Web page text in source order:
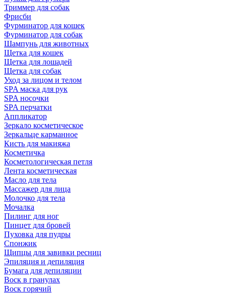
Триммер для собак
Фрисби
Фурминатор для кошек
Фурминатор для собак
Шампунь для животных
Щетка для кошек
Щетка для лошадей
Щетка для собак
Уход за лицом и телом
SPA маска для рук
SPA носочки
SPA перчатки
Аппликатор
Зеркало косметическое
Зеркальце карманное
Кисть для макияжа
Косметичка
Косметологическая петля
Лента косметическая
Масло для тела
Массажер для лица
Молочко для тела
Мочалка
Пилинг для ног
Пинцет для бровей
Пуховка для пудры
Спонжик
Щипцы для завивки ресниц
Эпиляция и депиляция
Бумага для депиляции
Воск в гранулах
Воск горячий